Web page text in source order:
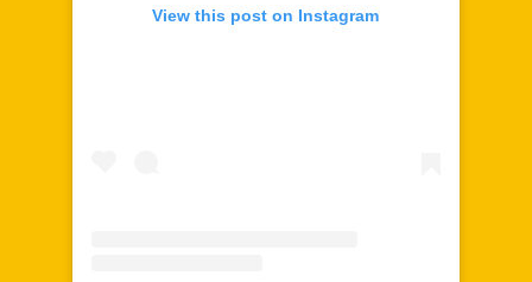
View this post on Instagram